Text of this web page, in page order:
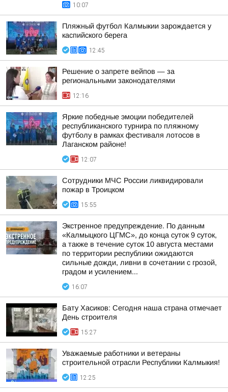
10:07
Пляжный футбол Калмыкии зарождается у
каспийского берега
12:45
Решение о запрете вейпов — за
региональными законодателями
12:16
Яркие победные эмоции победителей
республиканского турнира по пляжному
футболу в рамках фестиваля лотосов в
Лаганском районе!
12:07
Сотрудники МЧС России ликвидировали
пожар в Троицком
15:55
Экстренное предупреждение. По данным
«Калмыцкого ЦГМС», до конца суток 9 суток,
а также в течение суток 10 августа местами
по территории республики ожидаются
сильные дожди, ливни в сочетании с грозой,
градом и усилением...
16:07
Бату Хасиков: Сегодня наша страна отмечает
День строителя
15:27
Уважаемые работники и ветераны
строительной отрасли Республики Калмыкия!
12:25